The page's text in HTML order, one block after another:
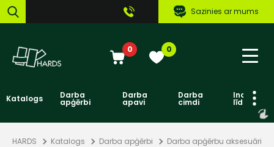
Sazinies ar mums
0 0
Katalogs Darba
apģērbi
Darba
apavi
Darba
cimdi līdzekļi
HARDS Katalogs Darba apģērbi
Darba apģērbu aksesuāri